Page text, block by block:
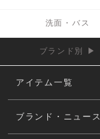
洗面・バス
ブランド別 ▶
アイテム一覧
ブランド・ニュース